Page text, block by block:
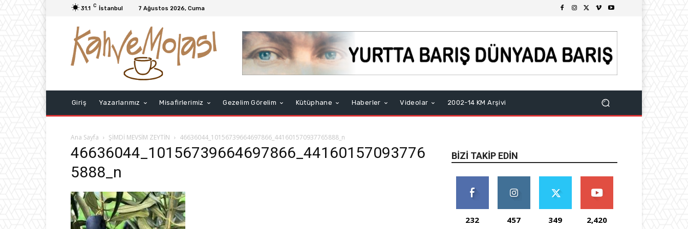
31.1 C İstanbul 7 Ağustos 2026, Cuma
Giriş Yazarlarımız Misafirlerimiz Gezelim Görelim Kütüphane Haberler Videolar 2002-14 KM Arşivi
Ana Sayfa ŞİMDİ MEVSİM ZEYTİN 46636044_10156739664697866_441601570937765888_n
46636044_10156739664697866_44160157093776
5888_n
BIZI TAKIP EDIN
232 457 349 2,420